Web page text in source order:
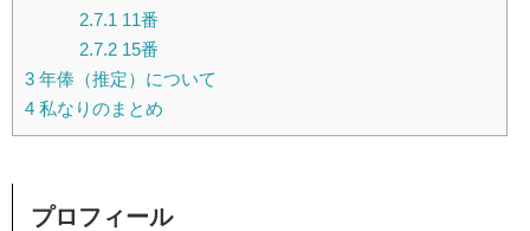
2.7.1 11番
2.7.215番
3 年俸（推定）について
4 私なりのまとめ
プロフィール